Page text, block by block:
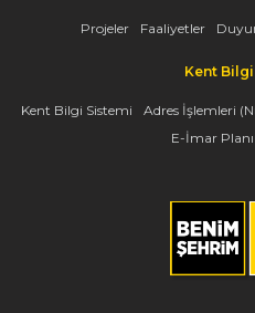
Projeler Faaliyetler
Kent
Kent Bilgi Sistemi Adres İşlemleri
E-İmar Planı